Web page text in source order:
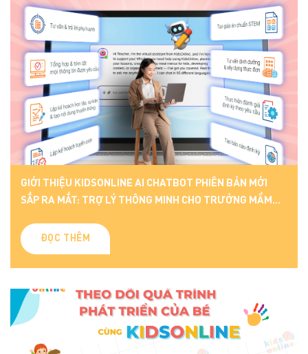
GIỚI THIỆU KIDSONLINE AI CHATBOT PHIÊN BẢN MỚI
SẮP RA MẮT: TRỢ LÝ THÔNG MINH CHO TRƯỜNG MẦM
ĐỌC THÊM